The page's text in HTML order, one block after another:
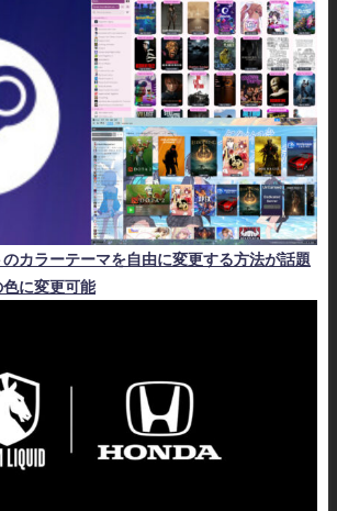
カラーテーマを自由に変更する方法が話題
に変更可能